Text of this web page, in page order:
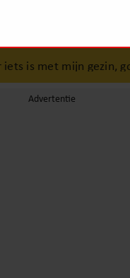
is met mijn gezin,